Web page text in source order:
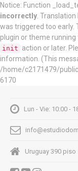
Notice: Function
incorrectly .
was triggered too early.
plugin or theme
init action or later.
information. (This
/home/c2171479/
6170
Lun - Vie: 10:00 -
Uruguay 390 piso